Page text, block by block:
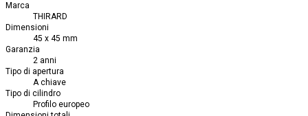
Marca
THIRARD
Dimensioni
45 x 45 mm
Garanzia
2 anni
Tipo di apertura
A chiave
Tipo di cilindro
Profilo europeo